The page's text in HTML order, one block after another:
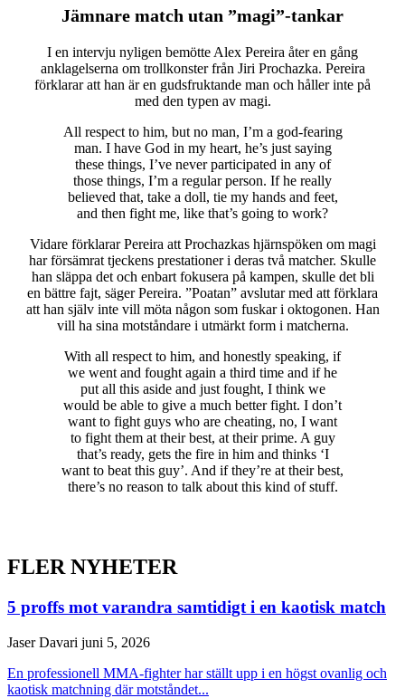
Jämnare match utan ”magi”-tankar
I en intervju nyligen bemötte Alex Pereira åter en gång
anklagelserna om trollkonster från Jiri Prochazka. Pereira
förklarar att han är en gudsfruktande man och håller inte på
med den typen av magi.
All respect to him, but no man, I’m a god-fearing
man. I have God in my heart, he’s just saying
these things, I’ve never participated in any of
those things, I’m a regular person. If he really
believed that, take a doll, tie my hands and feet,
and then fight me, like that’s going to work?
Vidare förklarar Pereira att Prochazkas hjärnspöken om magi
har försämrat tjeckens prestationer i deras två matcher. Skulle
han släppa det och enbart fokusera på kampen, skulle det bli
en bättre fajt, säger Pereira. ”Poatan” avslutar med att förklara
att han själv inte vill möta någon som fuskar i oktogonen. Han
vill ha sina motståndare i utmärkt form i matcherna.
With all respect to him, and honestly speaking, if
we went and fought again a third time and if he
put all this aside and just fought, I think we
would be able to give a much better fight. I don’t
want to fight guys who are cheating, no, I want
to fight them at their best, at their prime. A guy
that’s ready, gets the fire in him and thinks ‘I
want to beat this guy’. And if they’re at their best,
there’s no reason to talk about this kind of stuff.
FLER NYHETER
5 proffs mot varandra samtidigt i en kaotisk match
Jaser Davari juni 5, 2026
En professionell MMA-fighter har ställt upp i en högst ovanlig och
kaotisk matchning där motståndet...